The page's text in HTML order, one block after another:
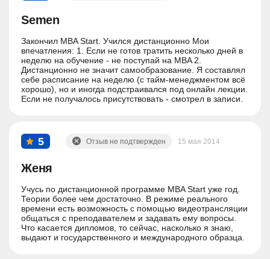
Semen
Закончил MBA Start. Учился дистанционно Мои
впечатления: 1. Если не готов тратить несколько дней в
неделю на обучение - не поступай на MBA 2.
Дистанционно не значит самообразование. Я составлял
себе расписание на неделю (с тайм-менеджментом всё
хорошо), но и иногда подстраивался под онлайн лекции.
Если не получалось присутствовать - смотрел в записи.
до этого учился на дистанционных курсах, поэтому
представлял процесс обучения и знал, чего ожиать. Все
удовлетворены. Критичных негативных моментов
5
Женя
15 мая 2014
Отзыв не подтвержден
Учусь по дистанционной программе MBA Start уже год.
Теории более чем достаточно. В режиме реального
времени есть возможность с помощью видеотрансляции
общаться с преподавателем и задавать ему вопросы.
Что касается дипломов, то сейчас, насколько я знаю,
выдают и государственного и международного образца.